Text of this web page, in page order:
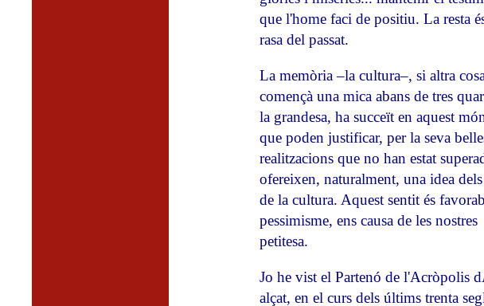
que l'home faci de positiu. La resta
rasa del passat.
La memòria –la cultura–, si altra
començà una mica abans de tres
la grandesa, ha succeït en aquest
que poden justificar, per la seva
realitzacions que no han estat
ofereixen, naturalment, una idea
de la cultura. Aquest sentit és
pessimisme, ens causa de les
petitesa.
Jo he vist el Partenó de l'Acròpolis
alçat, en el curs dels últims trenta